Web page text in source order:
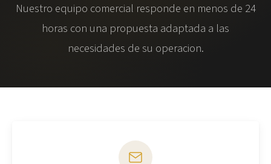
Nuestro equipo comercial responde en menos de 24
horas con una propuesta adaptada a las
necesidades de su operacion.